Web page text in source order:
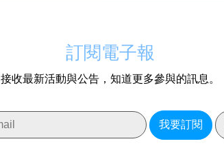
訂閱電子報
接收最新活動與公告，知道更多參與的訊息。
我要訂閱